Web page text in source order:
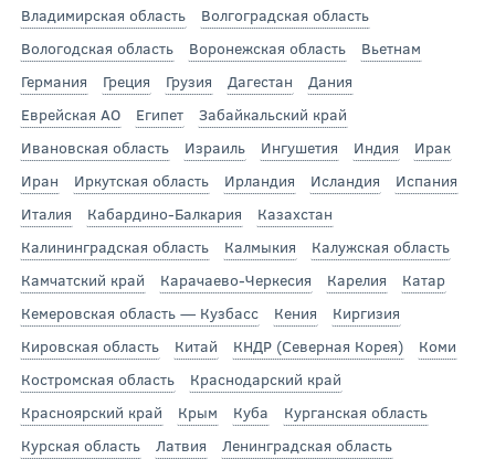
Владимирская область
Волгоградская область
Вологодская область
Воронежская область
Вьетнам
Германия
Греция Грузия Дагестан
Дания
Еврейская АО
Египет
Забайкальский край
Ивановская область
Израиль Ингушетия Индия
Ирак
Иран
Иркутская область Ирландия Исландия
Испания
Италия
Кабардино-Балкария
Казахстан
Калининградская область
Калмыкия
Калужская область
Камчатский край
Карачаево-Черкесия Карелия
Катар
Кемеровская область — Кузбасс
Кения
Киргизия
Кировская область
Китай КНДР (Северная Корея)
Коми
Костромская область
Краснодарский край
Красноярский край
Крым Куба
Курганская область
Курская область
Латвия
Ленинградская область